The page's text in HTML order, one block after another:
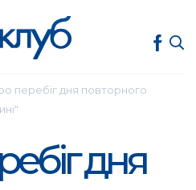
перебіг дня повторного
дня